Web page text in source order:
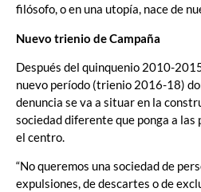
filósofo, o en una utopía, nace de
Nuevo trienio de Campaña
Después del quinquenio 2010-
nuevo período (trienio 2016-18)
denuncia se va a situar en la
sociedad diferente que ponga a las
el centro.
“No queremos una sociedad de
expulsiones, de descartes o de